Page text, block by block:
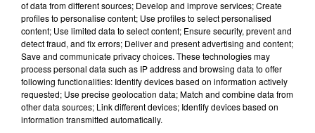
Football : en Ligue 2, défaite des Chamois hier soir
face à Rodez 3 - 2. Victoire de Bressuire en Reg. 2
contre Moncoutant 4 - 0. Défaite de Chauray face à
l'AS Réthaise 2 à 0
Basket : joli succès de CB hier soir lors de la réception
de Bourg-en-Bresse 99 - 88
Handball : en Nat. 3 féminine Playoff, défaite de
of data from different sources; Develop and improve services; Create
profiles to personalise content; Use profiles to select personalised
content; Use limited data to select content; Ensure security, prevent and
detect fraud, and fix errors; Deliver and present advertising and content;
Save and communicate privacy choices. These technologies may
process personal data such as IP address and browsing data to offer
following functionalities: Identify devices based on information actively
requested; Use precise geolocation data; Match and combine data from
other data sources; Link different devices; Identify devices based on
information transmitted automatically.